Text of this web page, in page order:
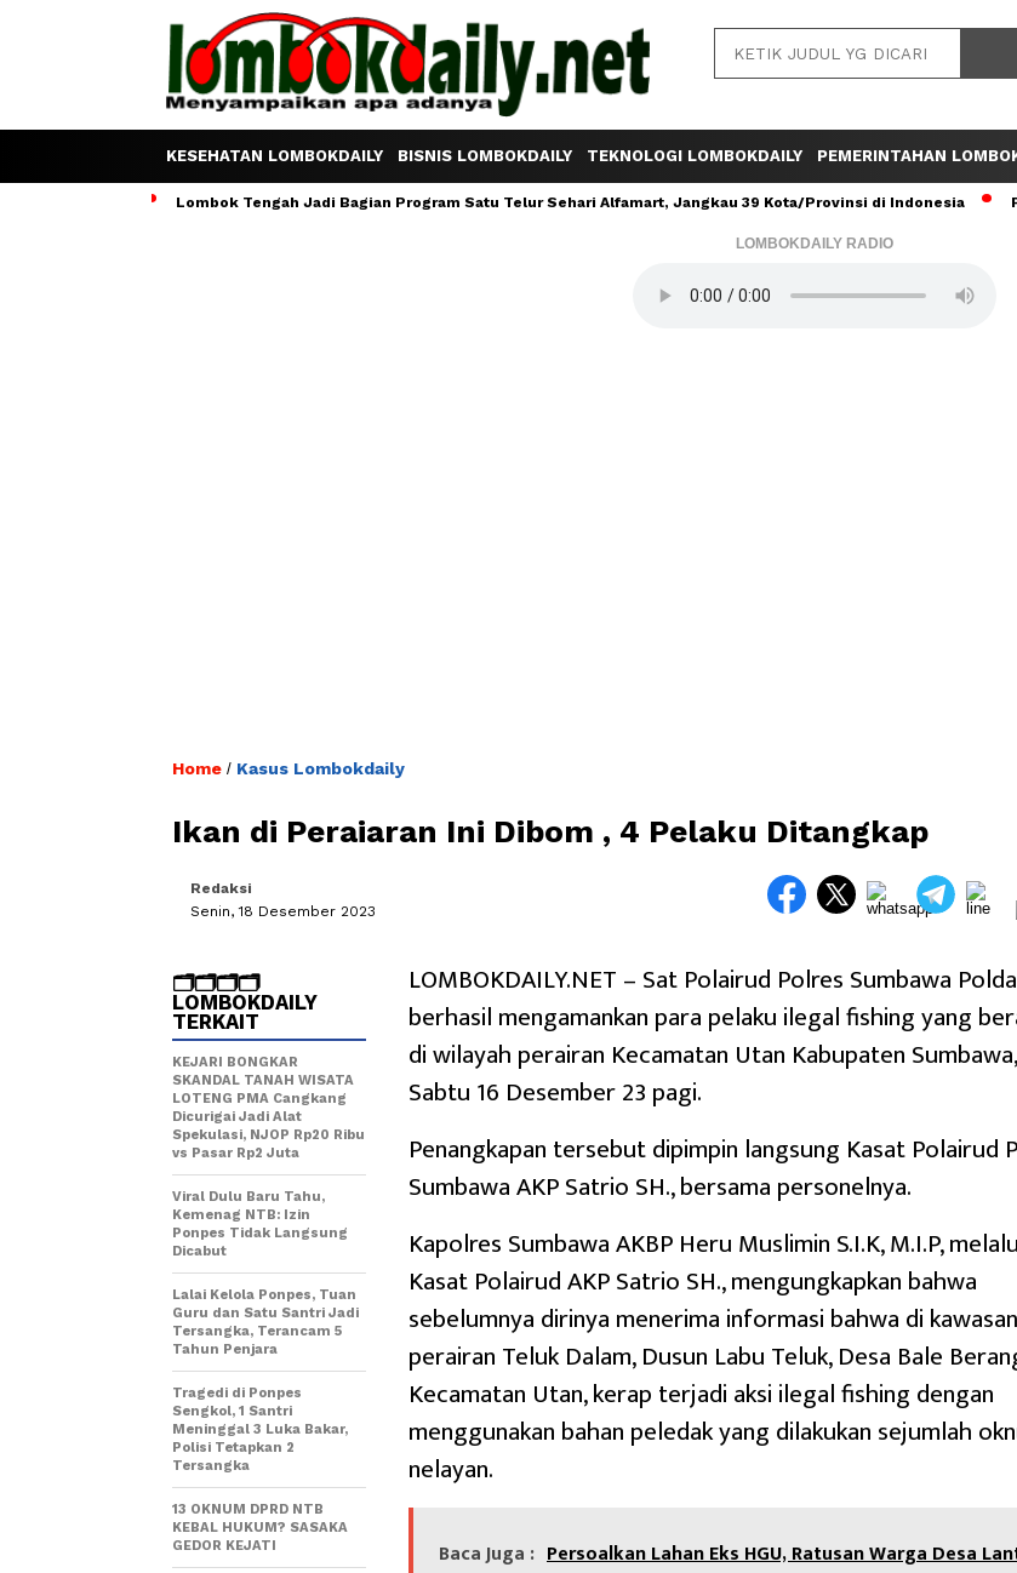
KESEHATAN LOMBOKDAILY BISNIS LOMBOKDAILY TEKNOLOGI LOMBOKDAILY PEMERINTAHAN
Lombok Tengah Jadi Bagian Program Satu Telur Sehari Alfamart, Jangkau 39 Kota/Provinsi di Indonesia
LOMBOKDAILY RADIO
Home / Kasus Lombokdaily
Ikan di Peraiaran Ini Dibom , 4 Pelaku Ditangkap
Redaksi
Senin, 18 Desember 2023
LOMBOKDAILY.NET – Sat Polairud Polres Sumbawa
berhasil mengamankan para pelaku ilegal fishing yang
di wilayah perairan Kecamatan Utan Kabupaten Sumbawa,
Sabtu 16 Desember 23 pagi.
Penangkapan tersebut dipimpin langsung Kasat Polairud
Sumbawa AKP Satrio SH., bersama personelnya.
Kapolres Sumbawa AKBP Heru Muslimin S.I.K, M.I.P,
Kasat Polairud AKP Satrio SH., mengungkapkan bahwa
sebelumnya dirinya menerima informasi bahwa di kawasan
perairan Teluk Dalam, Dusun Labu Teluk, Desa Bale
Kecamatan Utan, kerap terjadi aksi ilegal fishing dengan
menggunakan bahan peledak yang dilakukan sejumlah
nelayan.
Baca Juga : Persoalkan Lahan Eks HGU, Ratusan Warga Desa
🗂️🗂️🗂️🗂️
LOMBOKDAILY
TERKAIT
KEJARI BONGKAR
SKANDAL TANAH WISATA
LOTENG PMA Cangkang
Dicurigai Jadi Alat
Spekulasi, NJOP Rp20 Ribu
vs Pasar Rp2 Juta
Viral Dulu Baru Tahu,
Kemenag NTB: Izin
Ponpes Tidak Langsung
Dicabut
Lalai Kelola Ponpes, Tuan
Guru dan Satu Santri Jadi
Tersangka, Terancam 5
Tahun Penjara
Tragedi di Ponpes
Sengkol, 1 Santri
Meninggal 3 Luka Bakar,
Polisi Tetapkan 2
Tersangka
13 OKNUM DPRD NTB
KEBAL HUKUM? SASAKA
GEDOR KEJATI